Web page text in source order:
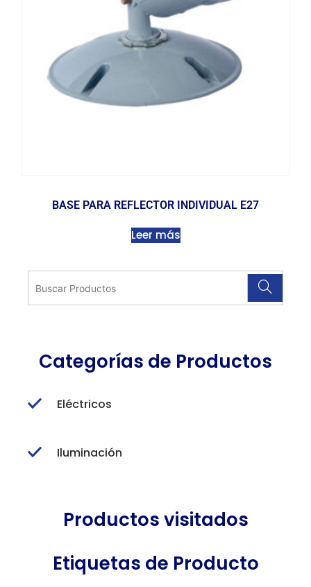
BASE PARA REFLECTOR INDIVIDUAL E27
Leer más
Categorías de Productos
Eléctricos
Iluminación
Productos visitados
Etiquetas de Producto